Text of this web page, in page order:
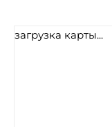
загрузка карты...